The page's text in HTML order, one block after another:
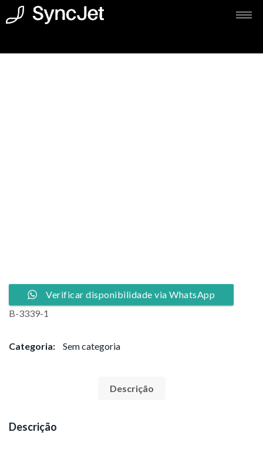
Verificar disponibilidade via WhatsApp
B-3339-1
Categoria: Sem categoria
Descrição
Descrição